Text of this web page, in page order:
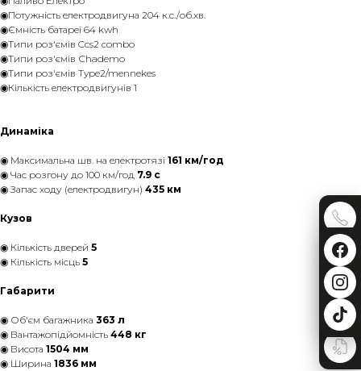
◉Потужність електродвигуна 204 к.с./об.хв.
◉Ємність батареї 64 kwh
◉Типи роз'ємів Ccs2 combo
◉Типи роз'ємів Сhademo
◉Типи роз'ємів Type2/mennekes
◉Кількість електродвигунів 1
Динаміка
◉ Максимальна шв. на електротязі 161 км/год
◉ Час розгону до 100 км/год 7.9 с
◉ Запас ходу (електродвигун) 435 км
Кузов
◉ Кількість дверей 5
◉ Кількість місць 5
Габарити
◉ Об'єм багажника 363 л
◉ Вантажопідйомність 448 кг
◉ Висота 1504 мм
◉ Ширина 1836 мм